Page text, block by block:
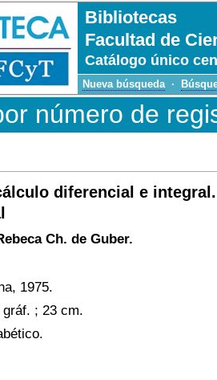
Bibliotecas
Facultad de
Catálogo único
Nueva búsqueda ·
número de
diferencial e
Ch. de Guber.
1975.
; 23 cm.